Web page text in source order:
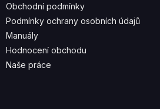
Obchodní podmínky
Podmínky ochrany osobních údajů
Manuály
Hodnocení obchodu
Naše práce